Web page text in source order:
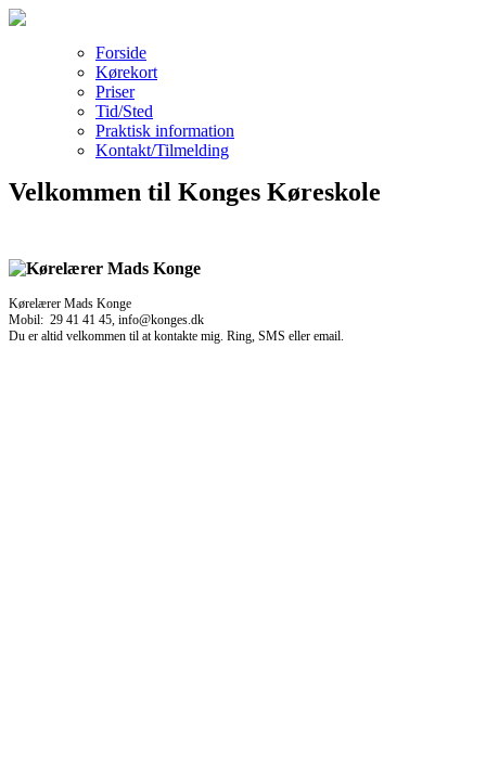
Forside
Kørekort
Priser
Tid/Sted
Praktisk information
Kontakt/Tilmelding
Velkommen til Konges Køreskole
Kørelærer Mads Konge
Mobil: 29 41 41 45, info@konges.dk
Du er altid velkommen til at kontakte mig. Ring, SMS eller email.